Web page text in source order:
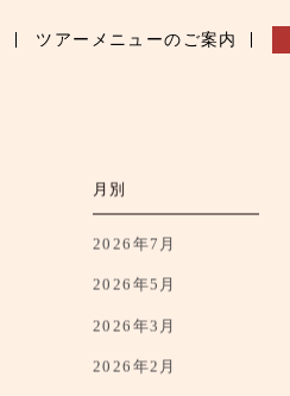
ツアーメニューのご案内
月別
2026年7月
2026年5月
2026年3月